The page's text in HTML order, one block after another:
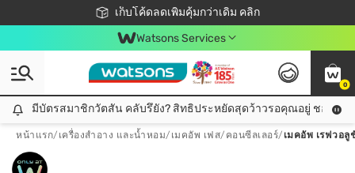
เก็บโค้ดลดเพิ่มคุ้มกว่าเดิม คลิก
ชอปออนไลน์ครั้งแรก ลดเพิ่มจุก ๆ 10%! 🎉
📦ส่งฟรี! เมื่อชอป 499฿
สมาชิกวัตสัน คลับดียังไง?
Watsons Services
0
มีบัตรสมาชิกวัตสัน คลับรึยัง? สิทธิประหยัดสุดว้าวรอคุณอยู่ ชอปคุ้มกว่าเดิม คลิก!
มีบัตรสมาชิกวัตสัน คลับรึยัง? สิทธิประหยัดสุดว้าวรอคุณอยู่ ชอปคุ้มก
หน้าแรก/ เครื่องสำอาง และน้ำหอม/ เมคอัพ เฟส/ คอนซีลเลอร์/ เมคอัพ เรฟวอลู